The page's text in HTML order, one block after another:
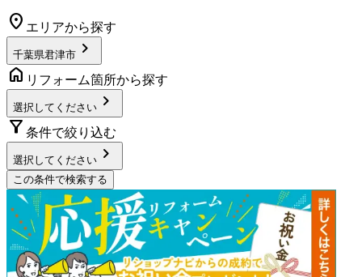
location_on エリアから探す
千葉県君津市 chevron_right
home リフォーム箇所から探す
選択してください chevron_right
filter_alt 条件で絞り込む
選択してください chevron_right
この条件で検索する